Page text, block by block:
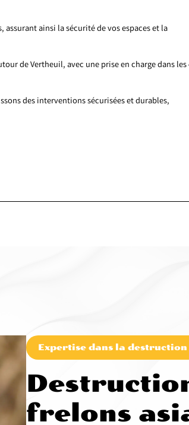
ainsi la sécurité de vos espaces et la
de Vertheuil, avec une prise en charge dans les
des interventions sécurisées et durables,
Expertise dans la
frelons